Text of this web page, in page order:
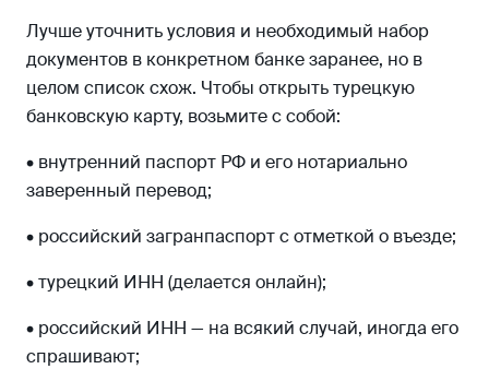
Лучше уточнить условия и необходимый набор
документов в конкретном банке заранее, но в
целом список схож. Чтобы открыть турецкую
банковскую карту, возьмите с собой:
• внутренний паспорт РФ и его нотариально
заверенный перевод;
• российский загранпаспорт с отметкой о въезде;
• турецкий ИНН (делается онлайн);
• российский ИНН — на всякий случай, иногда его
спрашивают;